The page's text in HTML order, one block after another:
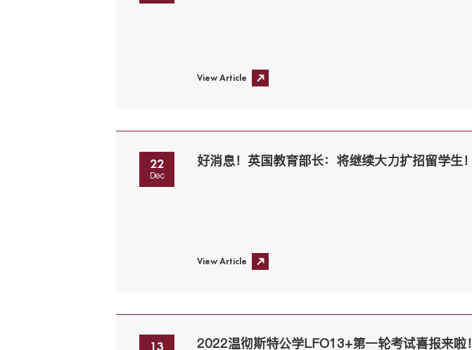
View Article
22
Dec
好消息！英国教育部长：将继续大力扩招留学生！
View Article
2022温彻斯特公学LFO13+第一轮考试喜报来啦！